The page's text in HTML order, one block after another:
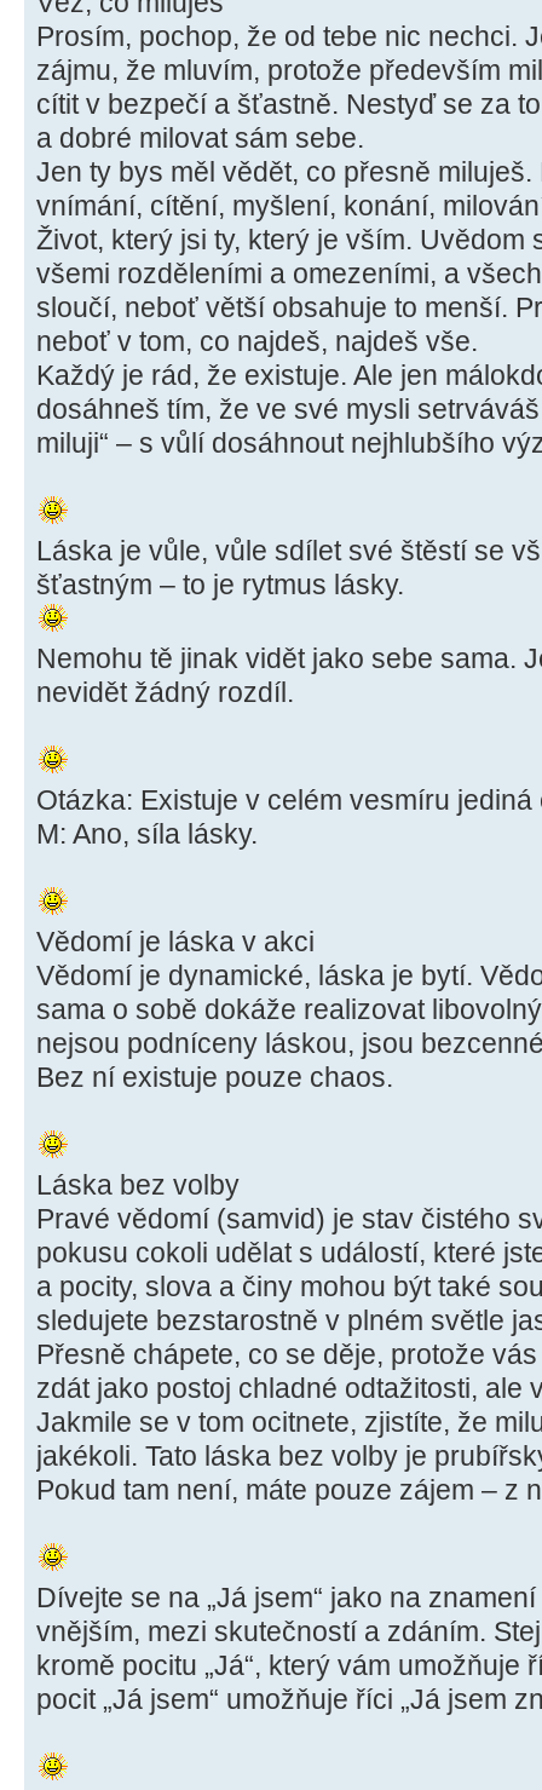
Prosím, pochop, že od tebe nic nechci.
zájmu, že mluvím, protože především
cítit v bezpečí a šťastně. Nestyď se za
a dobré milovat sám sebe.
Jen ty bys měl vědět, co přesně
vnímání, cítění, myšlení, konání,
Život, který jsi ty, který je vším. Uvědom
všemi rozděleními a omezeními, a
sloučí, neboť větší obsahuje to menší.
neboť v tom, co najdeš, najdeš vše.
Každý je rád, že existuje. Ale jen
dosáhneš tím, že ve své mysli setrváváš
miluji“ – s vůlí dosáhnout nejhlubšího
Láska je vůle, vůle sdílet své štěstí se
šťastným – to je rytmus lásky.
Nemohu tě jinak vidět jako sebe sama.
nevidět žádný rozdíl.
Otázka: Existuje v celém vesmíru
M: Ano, síla lásky.
Vědomí je láska v akci
Vědomí je dynamické, láska je bytí.
sama o sobě dokáže realizovat
nejsou podníceny láskou, jsou
Bez ní existuje pouze chaos.
Láska bez volby
Pravé vědomí (samvid) je stav čistého
pokusu cokoli udělat s událostí, které
a pocity, slova a činy mohou být také
sledujete bezstarostně v plném světle
Přesně chápete, co se děje, protože
zdát jako postoj chladné odtažitosti, ale
Jakmile se v tom ocitnete, zjistíte, že
jakékoli. Tato láska bez volby je
Pokud tam není, máte pouze zájem – z
Dívejte se na „Já jsem“ jako na
vnějším, mezi skutečností a zdáním.
kromě pocitu „Já“, který vám umožňuje
pocit „Já jsem“ umožňuje říci „Já jsem